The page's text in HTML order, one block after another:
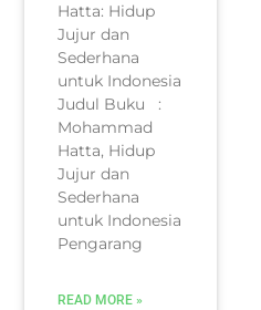
Hatta: Hidup
Jujur dan
Sederhana
untuk Indonesia
Judul Buku :
Mohammad
Hatta, Hidup
Jujur dan
Sederhana
untuk Indonesia
Pengarang
READ MORE »